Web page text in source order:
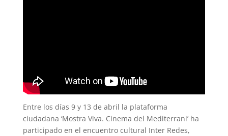
Entre los días 9 y 13 de abril la plataforma
ciudadana ‘Mostra Viva. Cinema del Mediterrani’ ha
participado en el encuentro cultural Inter Redes,